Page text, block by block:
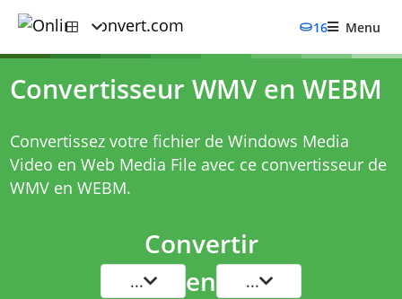
16 Menu
Convertisseur WMV en WEBM
Convertissez votre fichier de Windows Media
Video en Web Media File avec ce convertisseur de
WMV en WEBM.
Convertir
... en ...